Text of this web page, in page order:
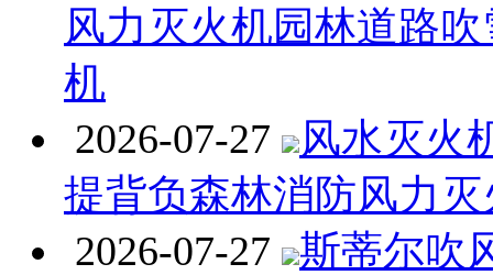
风力灭火机园林道路
机
2026-07-27
风水灭火
提背负森林消防风力
2026-07-27
斯蒂尔吹